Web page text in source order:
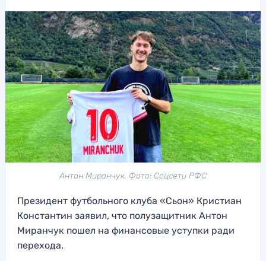
Антон Миранчук. Фото: Соцсети РФС
Президент футбольного клуба «Сьон» Кристиан
Константин заявил, что полузащитник Антон
Миранчук пошел на финансовые уступки ради
перехода.